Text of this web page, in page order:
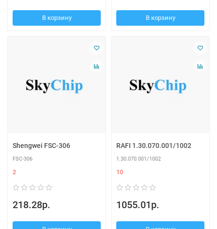
В корзину В корзину
Shengwei FSC-306
FSC-306
2
218.28р.
RAFI 1.30.070.001/1002
1.30.070.001/1002
10
1055.01р.